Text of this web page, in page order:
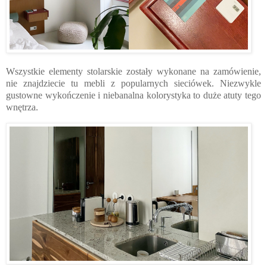
Wszystkie elementy stolarskie zostały wykonane na zamówienie,
nie znajdziecie tu mebli z popularnych sieciówek. Niezwykle
gustowne wykończenie i niebanalna kolorystyka to duże atuty tego
wnętrza.